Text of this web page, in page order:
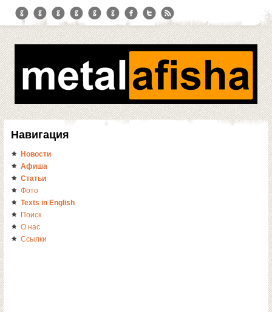
Навигация
Новости
Афиша
Статьи
Фото
Texts in English
Поиск
О нас
Ссылки